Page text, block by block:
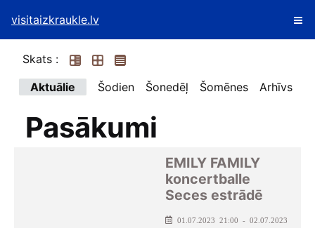
visitaizkraukle.lv
Skats :
Aktuālie
Šodien Šonedēļ Šomēnes Arhīvs
Pasākumi
EMILY FAMILY
koncertballe
Seces estrādē
01.07.2023 21:00 - 02.07.2023